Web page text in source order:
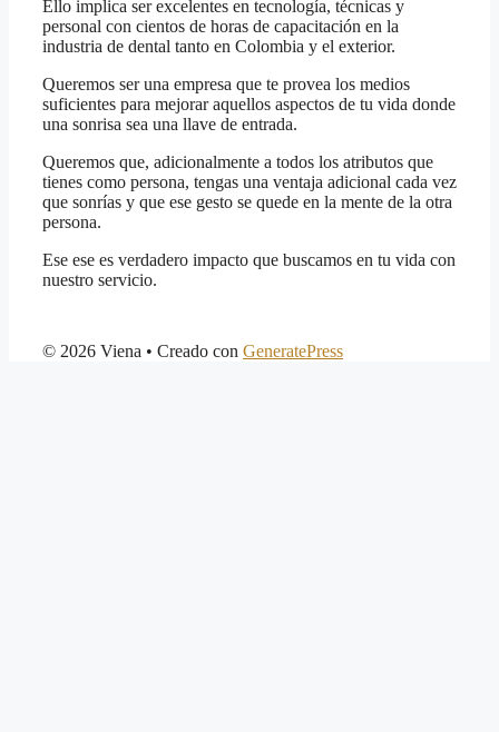
Ello implica ser excelentes en tecnología, técnicas y
personal con cientos de horas de capacitación en la
industria de dental tanto en Colombia y el exterior.
Queremos ser una empresa que te provea los medios
suficientes para mejorar aquellos aspectos de tu vida donde
una sonrisa sea una llave de entrada.
Queremos que, adicionalmente a todos los atributos que
tienes como persona, tengas una ventaja adicional cada vez
que sonrías y que ese gesto se quede en la mente de la otra
persona.
Ese ese es verdadero impacto que buscamos en tu vida con
nuestro servicio.
© 2026 Viena • Creado con GeneratePress